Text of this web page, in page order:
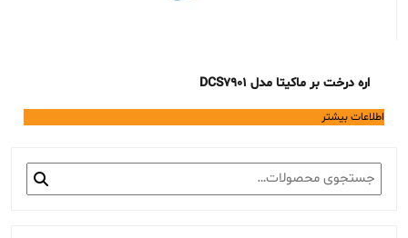
اره درخت بر ماکیتا مدل DCS7901
اطلاعات بیشتر
جستجو
برای: